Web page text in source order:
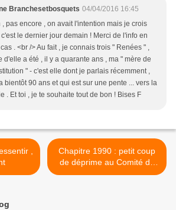
Branchesetbosquets 04/04/2016 16:45
, pas encore , on avait l'intention mais je crois
le dernier jour demain ! Merci de l'info en
. <br /> Au fait , je connais trois " Renées " ,
d'elle a été , il y a quarante ans , ma " mère de
" - c'est elle dont je parlais récemment ,
bientôt 90 ans et qui est sur une pente ... vers la
. Et toi , je te souhaite tout de bon ! Bises F
Chapitre 1990 : petit coup
de déprime au Comité de
Défense des Renards >